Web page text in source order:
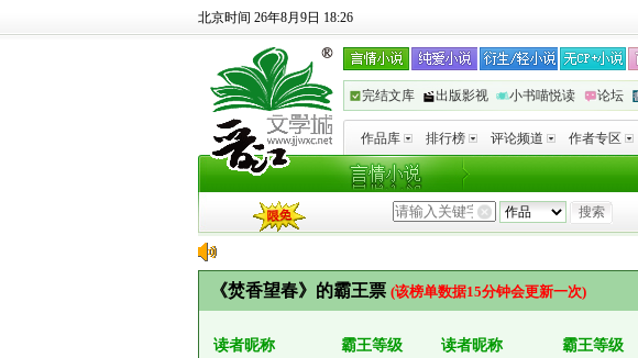
北京时间 26年8月9日 18:26
完结文库 出版影视 小书喵悦读 论坛
作品库 排行榜 评论频道 作者专区
《焚香望春》的霸王票 (该榜单数据15分钟会更新一次)
读者昵称
霸王等级
读者昵称
霸王等级